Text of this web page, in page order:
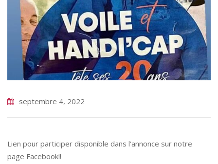
septembre 4, 2022
Lien pour participer disponible dans l’annonce sur notre
page Facebook!!